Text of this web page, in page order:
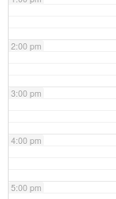
2:00 pm
3:00 pm
4:00 pm
5:00 pm